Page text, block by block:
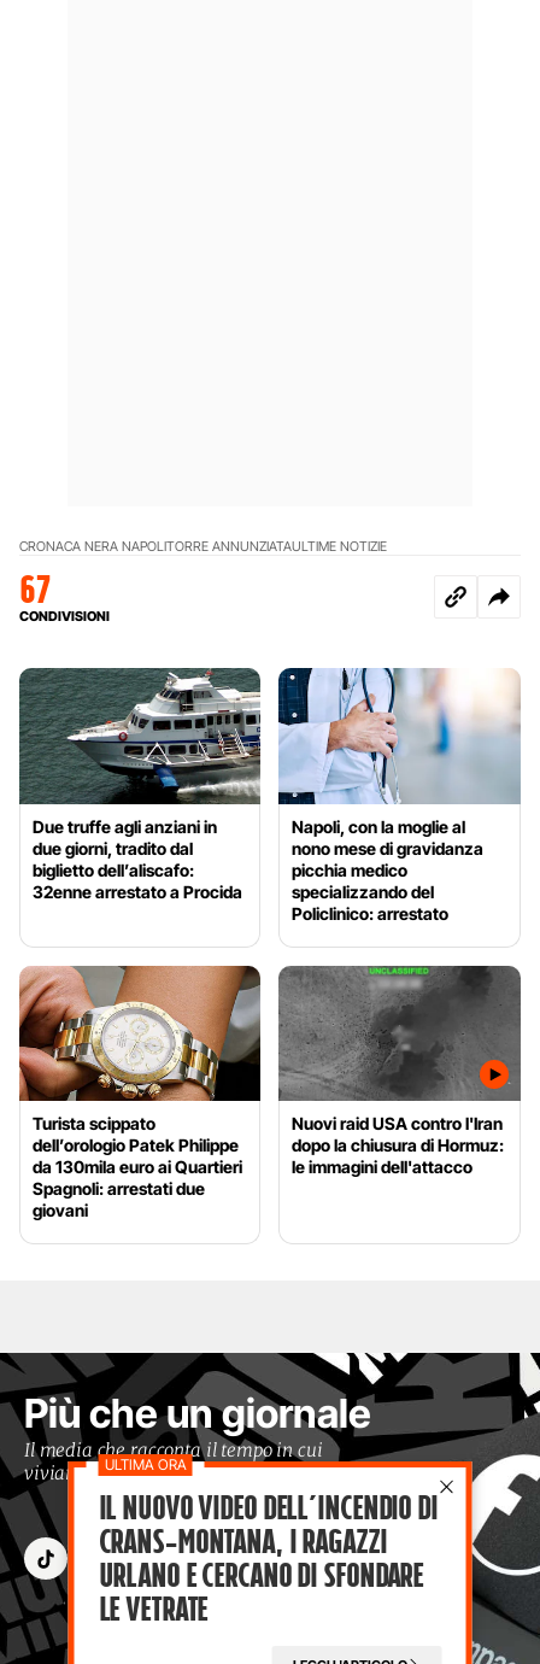
CRONACA NERA NAPOLITORRE ANNUNZIATAULTIME NOTIZIE
67
CONDIVISIONI
Due truffe agli anziani in
due giorni, tradito dal
biglietto dell’aliscafo:
32enne arrestato a Procida
Napoli, con la moglie al
nono mese di gravidanza
picchia medico
specializzando del
Policlinico: arrestato
Turista scippato
dell’orologio Patek Philippe
da 130mila euro ai Quartieri
Spagnoli: arrestati due
giovani
Nuovi raid USA contro l'Iran
dopo la chiusura di Hormuz:
le immagini dell'attacco
Più che un giornale
Il media che racconta il tempo in cui
viviamo con occhi moderni
Il nuovo video dell’incendio di
Crans-Montana, i ragazzi
Urlano e cercano di sfondare
le vetrate